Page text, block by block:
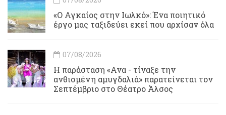
«Ο Αγκαίος στην Ιωλκό»: Ένα ποιητικό
έργο μας ταξιδεύει εκεί που αρχίσαν όλα
07/08/2026
Η παράσταση «Ανα - τίναξε την
ανθισμένη αμυγδαλιά» παρατείνεται τον
Σεπτέμβριο στο Θέατρο Άλσος